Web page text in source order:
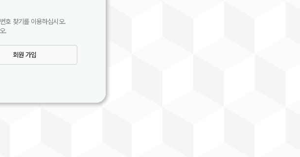
호 찾기를 이용하십시오.
.
회원 가입